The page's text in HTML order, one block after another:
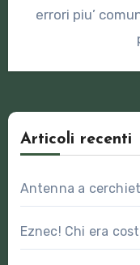
errori piu’
Articoli recenti
Antenna a
Eznec! Chi era